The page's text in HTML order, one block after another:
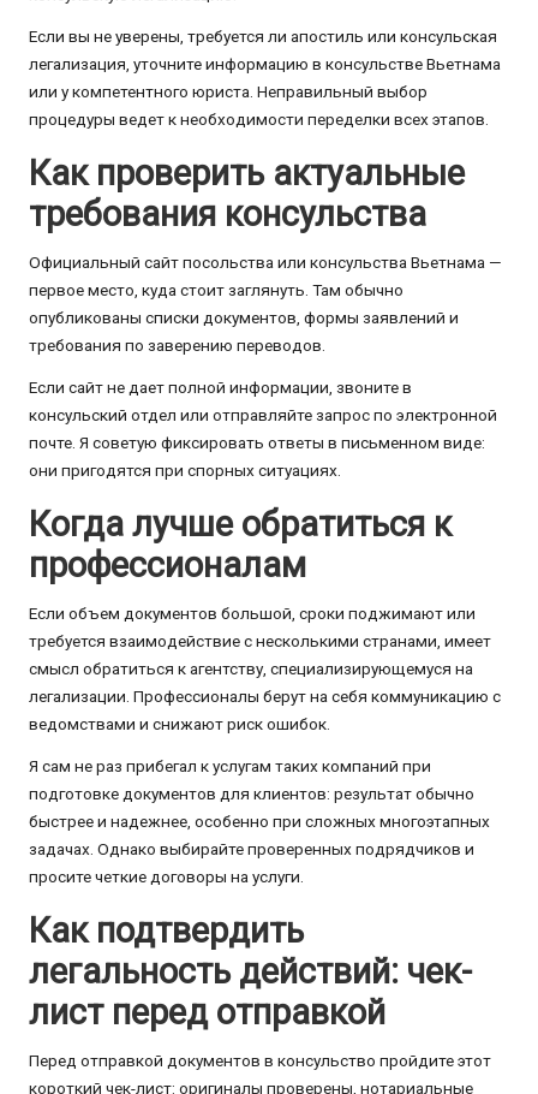
Если вы не уверены, требуется ли апостиль или консульская
легализация, уточните информацию в консульстве Вьетнама
или у компетентного юриста. Неправильный выбор
процедуры ведет к необходимости переделки всех этапов.
Как проверить актуальные
требования консульства
Официальный сайт посольства или консульства Вьетнама —
первое место, куда стоит заглянуть. Там обычно
опубликованы списки документов, формы заявлений и
требования по заверению переводов.
Если сайт не дает полной информации, звоните в
консульский отдел или отправляйте запрос по электронной
почте. Я советую фиксировать ответы в письменном виде:
они пригодятся при спорных ситуациях.
Когда лучше обратиться к
профессионалам
Если объем документов большой, сроки поджимают или
требуется взаимодействие с несколькими странами, имеет
смысл обратиться к агентству, специализирующемуся на
легализации. Профессионалы берут на себя коммуникацию с
ведомствами и снижают риск ошибок.
Я сам не раз прибегал к услугам таких компаний при
подготовке документов для клиентов: результат обычно
быстрее и надежнее, особенно при сложных многоэтапных
задачах. Однако выбирайте проверенных подрядчиков и
просите четкие договоры на услуги.
Как подтвердить
легальность действий: чек-
лист перед отправкой
Перед отправкой документов в консульство пройдите этот
короткий чек-лист: оригиналы проверены, нотариальные